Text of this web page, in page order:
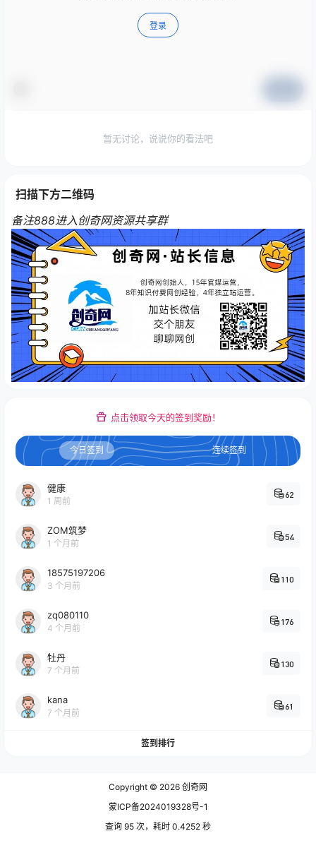
登录
暂无讨论，说说你的看法吧
扫描下方二维码
备注888进入创奇网资源共享群
点击领取今天的签到奖励！
今日签到 连续签到
健康
1 周前
62
ZOM筑梦
1 个月前
54
18575197206
3 个月前
110
zq080110
4 个月前
176
牡丹
7 个月前
130
kana
7 个月前
61
签到排行
Copyright © 2026 创奇网
蒙ICP备2024019328号-1
查询 95 次，耗时 0.4252 秒